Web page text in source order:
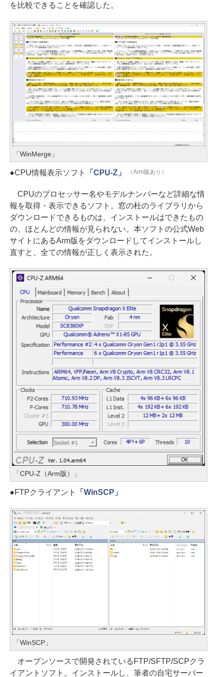
を比較できることを確認した。
「WinMerge」
●CPU情報表示ソフト 「CPU-Z」 （Arm版あり）
CPUのプロセッサー名やモデルナンバーなど詳細な情
報を取得・表示できるソフト。窓の杜のライブラリから
ダウンロードできるものは、インストールはできたもの
の、ほとんどの情報が見られない。本ソフトの公式Web
サイトにあるArm版をダウンロードしてインストールし
直すと、全ての情報が正しく表示された。
「CPU-Z（Arm版）」
●FTPクライアント 「WinSCP」
「WinSCP」
オープンソースで開発されているFTP/SFTP/SCPクラ
イアントソフト。インストールし、筆者の自宅サーバー